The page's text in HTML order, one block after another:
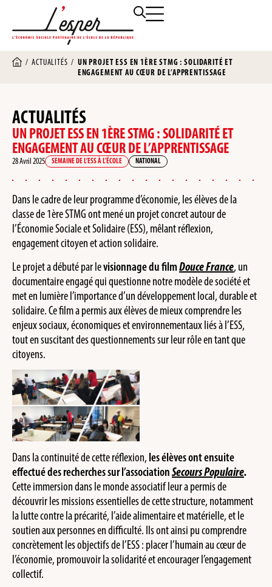
/ACTUALITÉS / UN PROJET ESS EN 1ÈRE STMG : SOLIDARITÉ ET
ENGAGEMENT AU CŒUR DE L’APPRENTISSAGE
ACTUALITÉS
UN PROJET ESS EN 1ÈRE STMG : SOLIDARITÉ ET
ENGAGEMENT AU CŒUR DE L’APPRENTISSAGE
28 Avril 2025 SEMAINE DE L’ESS À L’ÉCOLE NATIONAL
Dans le cadre de leur programme d’économie, les élèves de la
classe de 1ère STMG ont mené un projet concret autour de
l’Économie Sociale et Solidaire (ESS), mêlant réflexion,
engagement citoyen et action solidaire.
Le projet a débuté par levisionnage du filmDouce France, un
documentaire engagé qui questionne notre modèle de société et
met en lumière l’importance d’un développement local, durable et
solidaire. Ce film a permis aux élèves de mieux comprendre les
enjeux sociaux, économiques et environnementaux liés à l’ESS,
tout en suscitant des questionnements sur leur rôle en tant que
citoyens.
Dans la continuité de cette réflexion, les élèves ont ensuite
effectué des recherches sur l’associationSecours Populaire.
Cette immersion dans le monde associatif leur a permis de
découvrir les missions essentielles de cette structure, notamment
la lutte contre la précarité, l’aide alimentaire et matérielle, et le
soutien aux personnes en difficulté. Ils ont ainsi pu comprendre
concrètement les objectifs de l’ESS : placer l’humain au cœur de
l’économie, promouvoir la solidarité et encourager l’engagement
collectif.